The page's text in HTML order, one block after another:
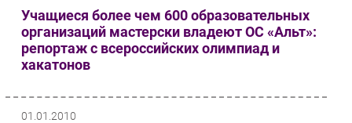
Учащиеся более чем 600 образовательных
организаций мастерски владеют ОС «Альт»:
репортаж с всероссийских олимпиад и
хакатонов
01.01.2010